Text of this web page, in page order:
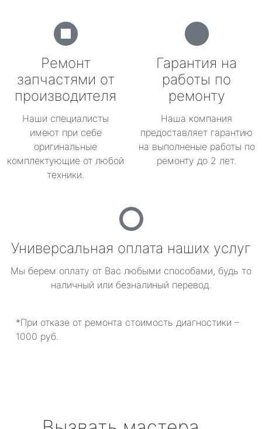
Ремонт
запчастями от
производителя
Наши специалисты
имеют при себе
оригинальные
комплектующие от любой
техники.
Гарантия на
работы по
ремонту
Наша компания
предоставляет гарантию
на выполненые работы по
ремонту до 2 лет.
Универсальная оплата наших услуг
Мы берем оплату от Вас любыми способами, будь то
наличный или безналиный перевод.
*При отказе от ремонта стоимость диагностики –
1000 руб.